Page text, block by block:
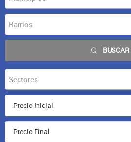
Barrios
BUSCAR
Sectores